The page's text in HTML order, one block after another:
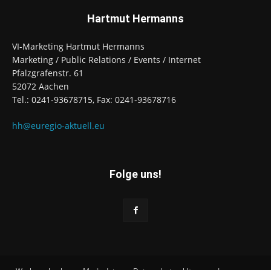
Hartmut Hermanns
VI-Marketing Hartmut Hermanns
Marketing / Public Relations / Events / Internet
Pfalzgrafenstr. 61
52072 Aachen
Tel.: 0241-93678715, Fax: 0241-93678716
hh@euregio-aktuell.eu
Folge uns!